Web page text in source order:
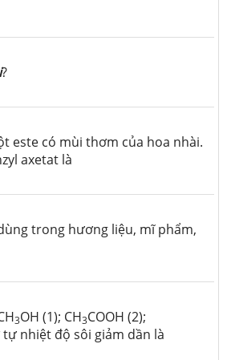
?
este có mùi thơm của hoa nhài.
axetat là
trong hương liệu, mĩ phẩm,
3OH (1); CH3COOH (2);
tự nhiệt độ sôi giảm dần là